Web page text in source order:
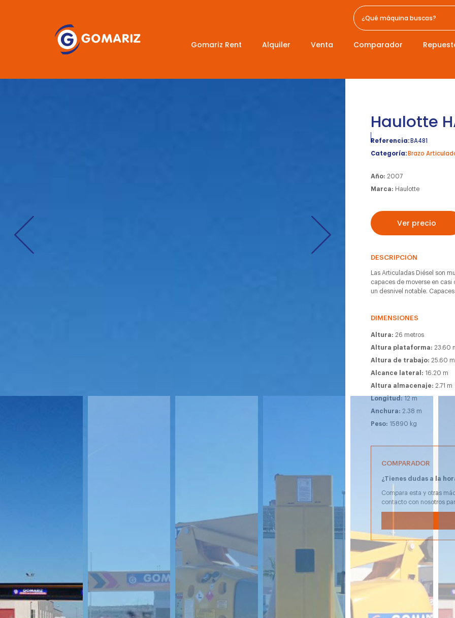
Gomariz Rent Alquiler Venta Comparador
Haulotte
Referencia:BA481
Categoría:Brazo
Año:2007
Marca: Haulotte
Ver precio
DESCRIPCIÓN
Las Articuladas Diésel son
capaces de moverse en casi
un desnivel notable.
DIMENSIONES
Altura:26 metros
Altura plataforma:23.60
Altura de trabajo:25.60 m
Alcance lateral: 16.20 m
Altura almacenaje:2.71 m
Longitud: 12 m
Anchura:2.38 m
Peso: 15890 kg
COMPARADOR
¿Tienes dudas a la
Compara esta y otras
contacto con nosotros